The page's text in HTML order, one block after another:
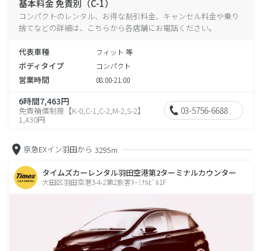
基本料金 免責別（C-1）
コンパクトのレンタル、お得な割引料金、キャンセル料金や乗り
捨てなどの詳細は、こちらから各店舗にお電話ください。
代表車種 フィット 等
ボディタイプ コンパクト
営業時間 08:00-21:00
6時間7,463円
免責補償制度【K-0,C-1,C-2,M-2,S-2】
1,430円
03-5756-6688
京急EXイン羽田から 3295m
タイムズカーレンタル羽田空港第2ターミナルカウンター
大田区羽田空港3-4-2第2旅客ﾀｰﾐﾅﾙﾋﾞﾙ1F